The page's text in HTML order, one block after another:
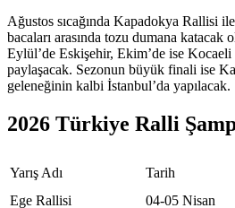
Ağustos sıcağında Kapadokya Rallisi
bacaları arasında tozu dumana katacak
Eylül’de Eskişehir, Ekim’de ise Kocaeli
paylaşacak. Sezonun büyük finali ise
geleneğinin kalbi İstanbul’da yapılacak.
2026 Türkiye Ralli
Yarış Adı Tarih
Ege Rallisi
04-05 Nisan